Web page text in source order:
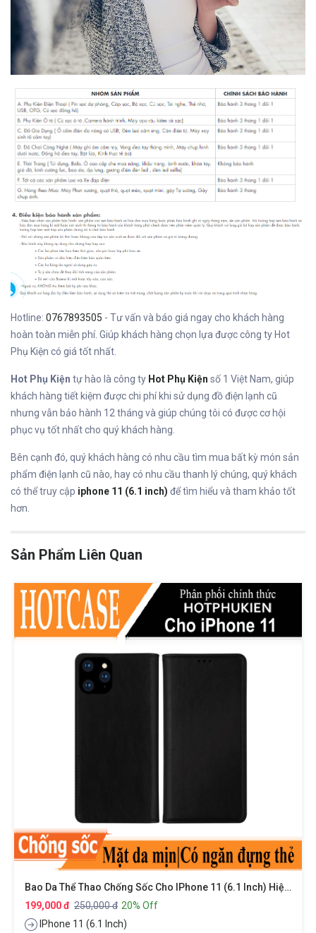
Hotline: 0767893505 - Tư vấn và báo giá ngay cho khách hàng
hoàn toàn miễn phí. Giúp khách hàng chọn lựa được công ty Hot
Phụ Kiện có giá tốt nhất.
Hot Phụ Kiện tự hào là công ty Hot Phụ Kiện số 1 Việt Nam, giúp
khách hàng tiết kiệm được chi phí khi sử dụng đồ điện lạnh cũ
nhưng vẫn bảo hành 12 tháng và giúp chúng tôi có được cơ hội
phục vụ tốt nhất cho quý khách hàng.
Bên cạnh đó, quý khách hàng có nhu cầu tìm mua bất kỳ món sản
phẩm điện lạnh cũ nào, hay có nhu cầu thanh lý chúng, quý khách
có thể truy cập iphone 11 (6.1 inch) để tìm hiểu và tham khảo tốt
hơn.
Sản Phẩm Liên Quan
Bao Da Thể Thao Chống Sốc Cho IPhone 11 (6.1 Inch) Hiệu HOTCASE DZGoGo Zen Series Có Ngăn Đựng Thẻ Card ATM Visit Cao Cấp Bảo Vệ Toàn Diện 360 Độ, Smartsleep Thông Minh
199,000 đ 250,000 đ 20% Off
IPhone 11 (6.1 Inch)